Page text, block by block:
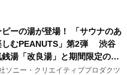
ピーの湯が登場！ 「サウナのあ
しむPEANUTS」第2弾 渋谷
湯「改良湯」と期間限定のコ
ーション サウナイキタイコラ
ソニー・クリエイティブプロダクツ